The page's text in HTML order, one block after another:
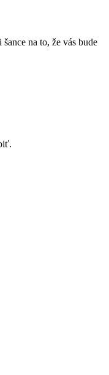
na to, že vás bude